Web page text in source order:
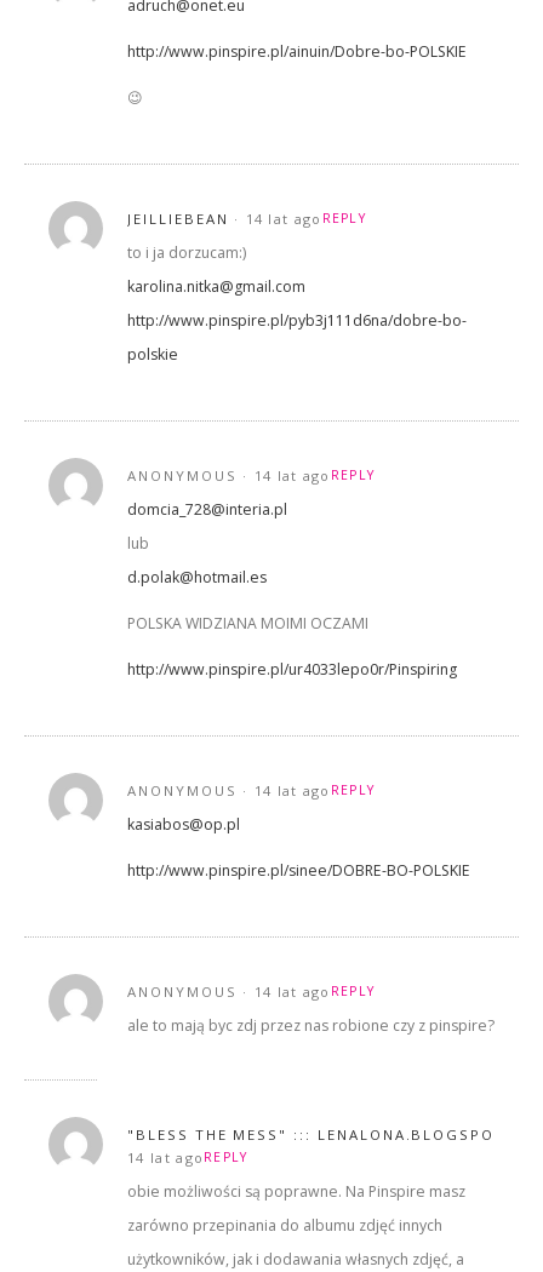
adruch@onet.eu
http://www.pinspire.pl/ainuin/Dobre-bo-POLSKIE
😉
JEILLIEBEAN 14 lat ago REPLY
to i ja dorzucam:)
karolina.nitka@gmail.com
http://www.pinspire.pl/pyb3j111d6na/dobre-bo-
polskie
ANONYMOUS 14 lat ago REPLY
domcia_728@interia.pl
lub
d.polak@hotmail.es
POLSKA WIDZIANA MOIMI OCZAMI
http://www.pinspire.pl/ur4033lepo0r/Pinspiring
ANONYMOUS 14 lat ago REPLY
kasiabos@op.pl
http://www.pinspire.pl/sinee/DOBRE-BO-POLSKIE
ANONYMOUS 14 lat ago REPLY
ale to mają byc zdj przez nas robione czy z pinspire?
"BLESS THE MESS" :::
14 lat ago REPLY
obie możliwości są poprawne. Na Pinspire masz
zarówno przepinania do albumu zdjęć innych
użytkowników, jak i dodawania własnych zdjęć, a